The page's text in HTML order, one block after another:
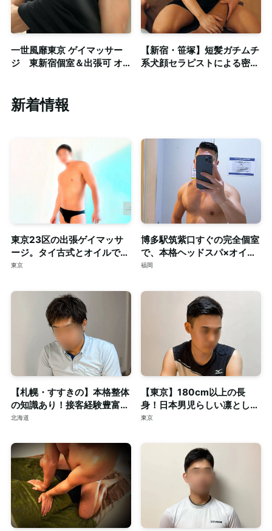
一世風靡東京 ゲイマッサー
ジ 東新宿個室＆出張可 オ
【新宿・笹塚】短髪ガチムチ
系犬顔セラピストによる密着
新着情報
東京23区の出張ゲイマッサ
ージ。タイ古式とオイルで心
身を深く整える至福のリラク
東京
博多駅筑紫口すぐの完全個室
で、本格ヘッドスパ×オイル
マッサージ。ご予約はDMで
福岡
【札幌・すすきの】本格整体
の知識あり！接客経験豊富な
短髪筋トレ男子によるゲイマ
北海道
【東京】180cm以上の長
身！日本男児らしい凛とした
顔立ちの20代◎個室完備
東京